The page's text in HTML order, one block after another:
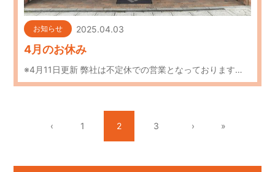
お知らせ 2025.04.03
4月のお休み
※4月11日更新 弊社は不定休での営業となっております…
‹ 1 2 3 › »